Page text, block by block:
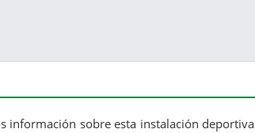
información sobre esta instalación deportiva